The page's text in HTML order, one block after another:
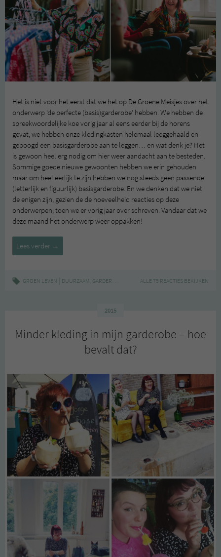
Het is niet voor het eerst dat we het op De Groene Meisjes over het
onderwerp ‘de perfecte (basis)garderobe’ hebben. We hebben de
spreekwoordelijke koe vorig jaar al eens eerder bij de horens
gevat, we hebben onze kledingkasten helemaal leeggehaald en
gepoogd een basisgarderobe aan te leggen… en wat denk je? Het
is gewoon heel erg nodig om hier weer aandacht aan te besteden.
Sommige goede nieuwe gewoonten hebben we erin gehouden
maar om heel eerlijk te zijn hebben we nog steeds geen passende
(letterlijk en figuurlijk) basisgarderobe. En we denken dat we niet
de enigen zijn, gezien de de hoeveelheid reacties op deze
onderwerpen, toen we er vorig jaar over schreven. Vandaar dat we
deze maand het onderwerp weer oppakken!
Lees verder Een
duurzame
#1
→
GROEN LEVEN DUURZAAM, GARDEROBE INSPIRATIE,KLEDING,LIFESTYLE,MODE
ALLE 75 REACTIES BEKIJKEN
2015
Minder kleding in mijn garderobe – hoe
bevalt dat?